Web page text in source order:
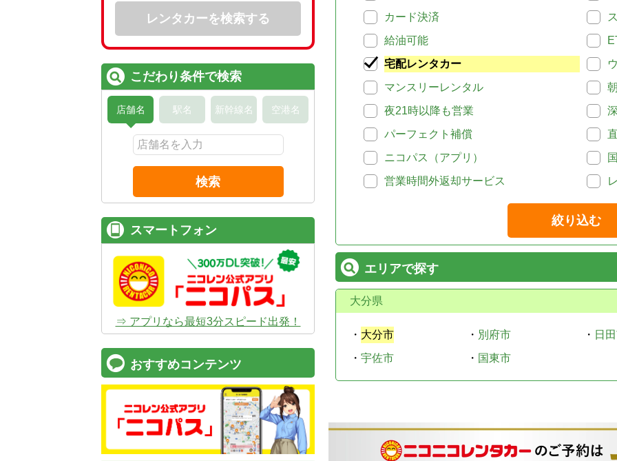
カード決済
給油可能
宅配レンタカー
マンスリーレンタル
夜21時以降も営業
パーフェクト補償
ニコパス（アプリ）
営業時間外返却サービス
絞り込む
エリアで探す
大分県
・ 大分市 ・ 別府市 ・ 日
・ 宇佐市 ・ 国東市
レンタカーを検索する
こだわり条件で検索
店舗名 駅名 新幹線名 空港名
検索
スマートフォン
⇒ アプリなら最短3分スピード出発！
おすすめコンテンツ